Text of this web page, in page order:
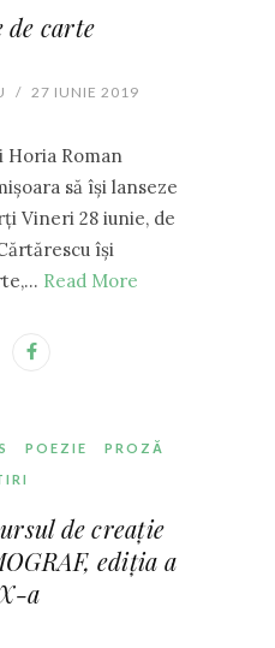
de carte
/ 27 IUNIE 2019
Horia Roman
să își lanseze
Vineri 28 iunie, de
își
Read More
POEZIE
PROZĂ
de creație
ediția a
a